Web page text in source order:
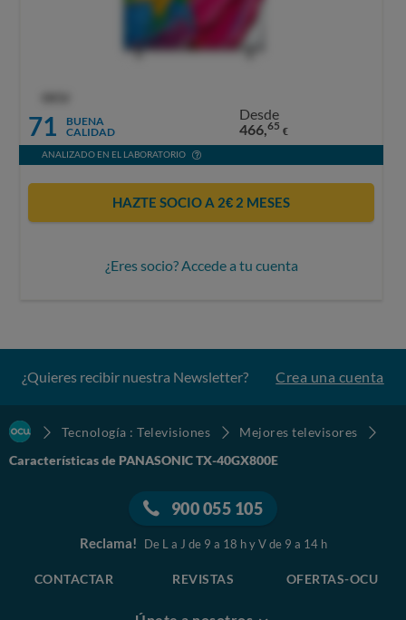
71
BUENA
CALIDAD
Desde
466,65 €
ANALIZADO EN EL LABORATORIO
HAZTE SOCIO A 2€ 2 MESES
¿Eres socio? Accede a tu cuenta
¿Quieres recibir nuestra Newsletter? Crea una cuenta
Tecnología : Televisiones
Mejores televisores
Características de PANASONIC TX-40GX800E
900 055 105
Reclama! De L a J de 9 a 18 h y V de 9 a 14 h
CONTACTAR REVISTAS OFERTAS-OCU